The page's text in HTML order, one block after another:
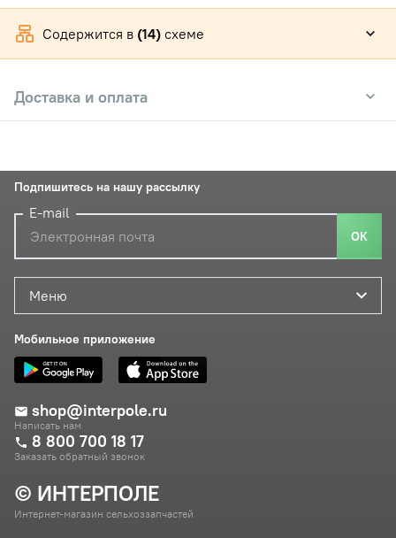
Содержится в (14) схеме
Доставка и оплата
© ИНТЕРПОЛЕ
Интернет-магазин сельхоззапчастей
Меню
Мобильное приложение
shop@interpole.ru
Написать нам
8 800 700 18 17
Заказать обратный звонок
Подпишитесь на нашу рассылку
E-mail
ОК